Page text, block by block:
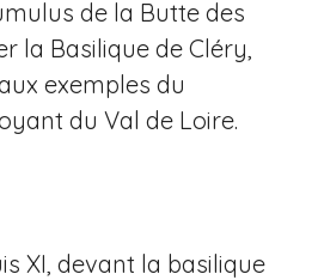
de la Butte des
la Basilique de Cléry,
exemples du
du Val de Loire.
XI, devant la basilique